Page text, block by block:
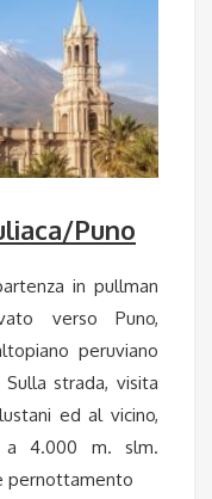
Puno
in pullman
verso Puno,
peruviano
strada, visita
ed al vicino,
a 4.000 m. slm.
pernottamento